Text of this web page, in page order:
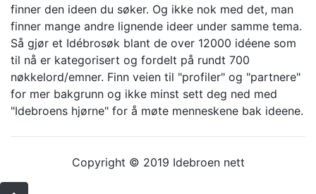
finner den ideen du søker. Og ikke nok med det, man
finner mange andre lignende ideer under samme tema.
Så gjør et Idébrosøk blant de over 12000 idéene som
til nå er kategorisert og fordelt på rundt 700
nøkkelord/emner. Finn veien til "profiler" og "partnere"
for mer bakgrunn og ikke minst sett deg ned med
"Idebroens hjørne" for å møte menneskene bak ideene.
Copyright © 2019 Idebroen nett